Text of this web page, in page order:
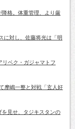
降格。体重管理、より厳
に対し、佐藤将光は「明
リベク・ガジャマトフ
摩嶋一整と対戦「玄人好
を見せ、タジキスタンの